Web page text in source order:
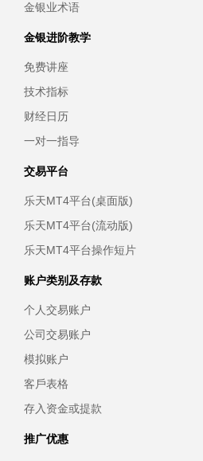
金银业术语
金银进阶教学
免费讲座
技术指标
财经日历
一对一指导
交易平台
乐天MT4平台(桌面版)
乐天MT4平台(流动版)
乐天MT4平台操作短片
账户类别及存款
个人交易账户
公司交易账户
模拟账户
客戶表格
存入资金或提款
推广优惠